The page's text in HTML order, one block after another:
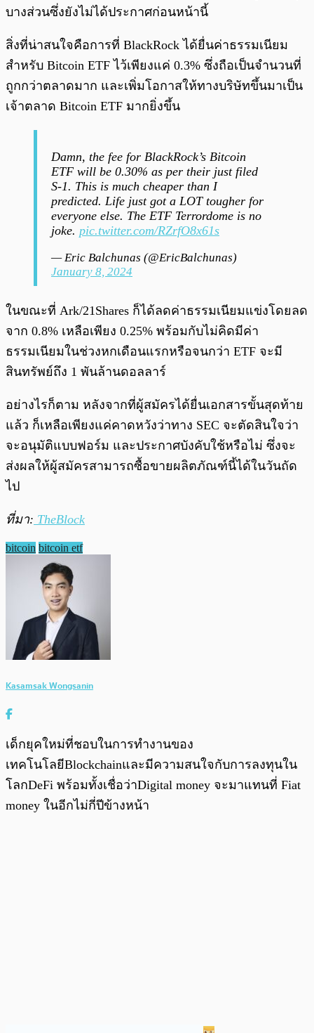
บางส่วนซึ่งยังไม่ได้ประกาศก่อนหน้านี้
สิ่งที่น่าสนใจคือการที่ BlackRock ได้ยื่นค่าธรรมเนียม
สำหรับ Bitcoin ETF ไว้เพียงแค่ 0.3% ซึ่งถือเป็นจำนวนที่
ถูกกว่าตลาดมาก และเพิ่มโอกาสให้ทางบริษัทขึ้นมาเป็น
เจ้าตลาด Bitcoin ETF มากยิ่งขึ้น
Damn, the fee for BlackRock’s Bitcoin
ETF will be 0.30% as per their just filed
S-1. This is much cheaper than I
predicted. Life just got a LOT tougher for
everyone else. The ETF Terrordome is no
joke. pic.twitter.com/RZrfO8x61s
— Eric Balchunas (@EricBalchunas)
January 8, 2024
ในขณะที่ Ark/21Shares ก็ได้ลดค่าธรรมเนียมแข่งโดยลด
จาก 0.8% เหลือเพียง 0.25% พร้อมกับไม่คิดมีค่า
ธรรมเนียมในช่วงหกเดือนแรกหรือจนกว่า ETF จะมี
สินทรัพย์ถึง 1 พันล้านดอลลาร์
อย่างไรก็ตาม หลังจากที่ผู้สมัครได้ยื่นเอกสารขั้นสุดท้าย
แล้ว ก็เหลือเพียงแค่คาดหวังว่าทาง SEC จะตัดสินใจว่า
จะอนุมัติแบบฟอร์ม และประกาศบังคับใช้หรือไม่ ซึ่งจะ
ส่งผลให้ผู้สมัครสามารถซื้อขายผลิตภัณฑ์นี้ได้ในวันถัด
ไป
ที่มา: TheBlock
bitcoin bitcoin etf
Kasamsak Wongsanin
เด็กยุคใหม่ที่ชอบในการทำงานของ
เทคโนโลยีBlockchainและมีความสนใจกับการลงทุนใน
โลกDeFi พร้อมทั้งเชื่อว่าDigital money จะมาแทนที่ Fiat
money ในอีกไม่กี่ปีข้างหน้า